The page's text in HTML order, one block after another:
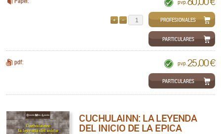
pvp.
QUITARPROFESIONALES
PARTICULARES
pdf: pvp. 25,00 €
PARTICULARES
CUCHULAINN: LA LEYENDA
DEL INICIO DE LA EPICA